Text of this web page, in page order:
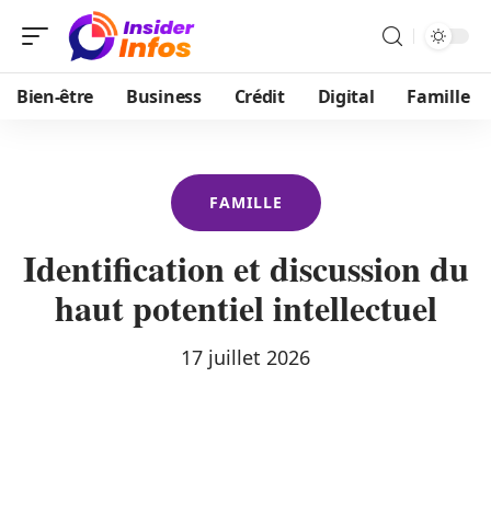
Bien-être Business Crédit Digital Famille
FAMILLE
Identification et discussion du
haut potentiel intellectuel
17 juillet 2026